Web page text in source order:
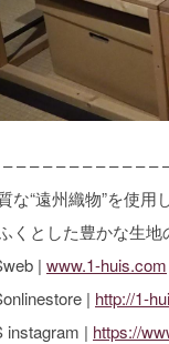
– – – – – – – – – – –
な“遠州織物”を使用
くとした豊かな生地
| www.1-huis.com
| http://1-
instagram | https://